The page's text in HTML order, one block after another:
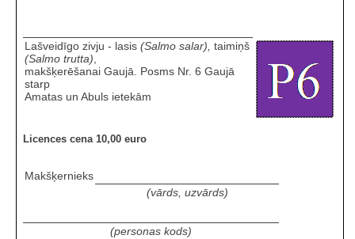
Lašveidīgo zivju - lasis (Salmo salar), taimiņš
(Salmo trutta),
makšķerēšanai Gaujā. Posms Nr. 6 Gaujā
starp
Amatas un Abuls ietekām
Licences cena 10,00 euro
Makšķernieks
(vārds, uzvārds)
(personas kods)